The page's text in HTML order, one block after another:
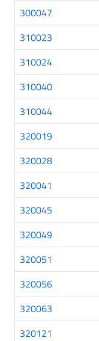
300047
310023
310024
310040
310044
320019
320028
320041
320045
320049
320051
320056
320063
320121